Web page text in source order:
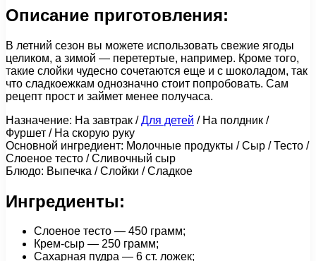
Описание приготовления:
В летний сезон вы можете использовать свежие ягоды
целиком, а зимой — перетертые, например. Кроме того,
такие слойки чудесно сочетаются еще и с шоколадом, так
что сладкоежкам однозначно стоит попробовать. Сам
рецепт прост и займет менее получаса.
Назначение: На завтрак /Для детей / На полдник /
Фуршет / На скорую руку
Основной ингредиент: Молочные продукты / Сыр / Тесто /
Слоеное тесто / Сливочный сыр
Блюдо: Выпечка / Слойки / Сладкое
Ингредиенты:
Слоеное тесто — 450 грамм;
Крем-сыр — 250 грамм;
Сахарная пудра — 6 ст. ложек;